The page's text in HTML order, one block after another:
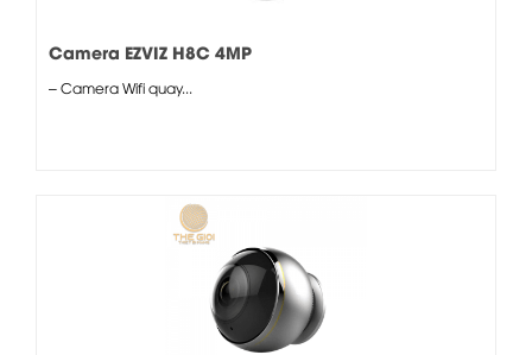
Camera EZVIZ H8C 4MP
– Camera Wifi quay...